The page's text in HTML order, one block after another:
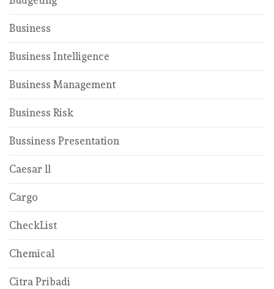
Business
Business Intelligence
Business Management
Business Risk
Bussiness Presentation
Caesar ll
Cargo
CheckList
Chemical
Citra Pribadi